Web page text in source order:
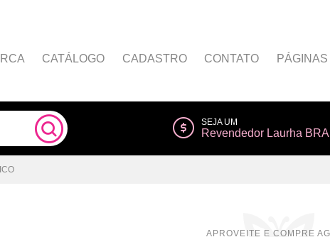
CATÁLOGO CADASTRO CONTATO PÁGINAS
Como comprar
Lista de Desejos
Painel do Afiliado
Regulamento
Login do Afiliado
SEJA UM
Revendedor Laurha BRA